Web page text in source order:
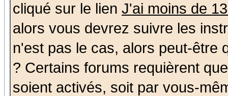
cliqué sur le lien J'ai moins de
alors vous devrez suivre les
n'est pas le cas, alors peut-être
? Certains forums requièrent
soient activés, soit par vous-